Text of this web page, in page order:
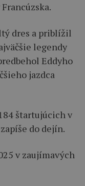
dres a priblížil
legendy
Eddyho
jazdca
štartujúcich v
do dejín.
v zaujímavých